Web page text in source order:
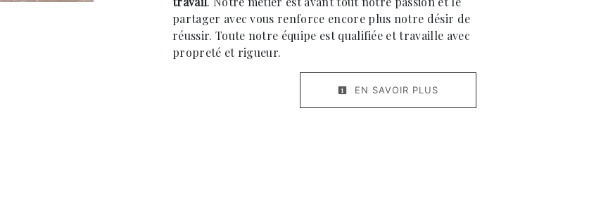
partager avec vous renforce encore plus notre désir de
réussir. Toute notre équipe est qualifiée et travaille avec
propreté et rigueur.
EN SAVOIR PLUS